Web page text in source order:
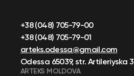
+38 (048) 705-79-00
+38 (048) 705-79-01
arteks.odessa@gmail.com
Odessa 65039, str. Artileriyska 3
ARTEKS MOLDOVA